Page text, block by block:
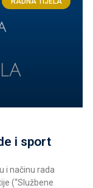
i sport
i načinu rada
(“Službene